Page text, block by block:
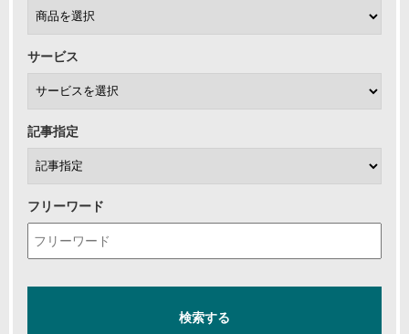
サービス
記事指定
フリーワード